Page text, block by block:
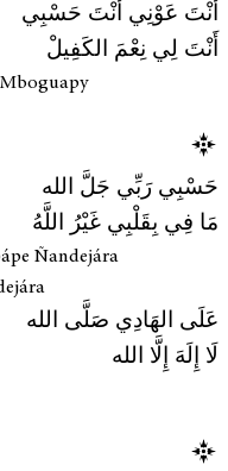
أَنْتَ عَوْنِي أَنْتَ حَسْبِي
أَنْتَ لِي نِعْمَ الكَفِيلْ
حَسْبِي رَبِّي جَلَّ الله
مَا فِي بِقَلْبِي غَيْرُ اللَّهُ
Ñandejára
عَلَى الهَادِي صَلَّى الله
لَا إِلَهَ إِلَّا الله